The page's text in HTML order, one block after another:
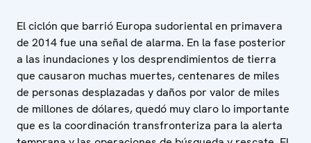
El ciclón que barrió Europa sudoriental en primavera
de 2014 fue una señal de alarma. En la fase posterior
a las inundaciones y los desprendimientos de tierra
que causaron muchas muertes, centenares de miles
de personas desplazadas y daños por valor de miles
de millones de dólares, quedó muy claro lo importante
que es la coordinación transfronteriza para la alerta